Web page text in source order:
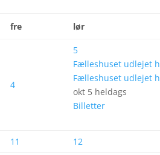
fre lør
4
5
Fælleshuset udlejet
Fælleshuset udlejet
okt 5 heldags
Billetter
11 12